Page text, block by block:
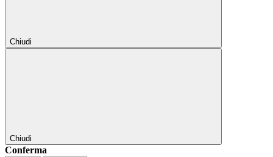
Chiudi
Chiudi
Conferma